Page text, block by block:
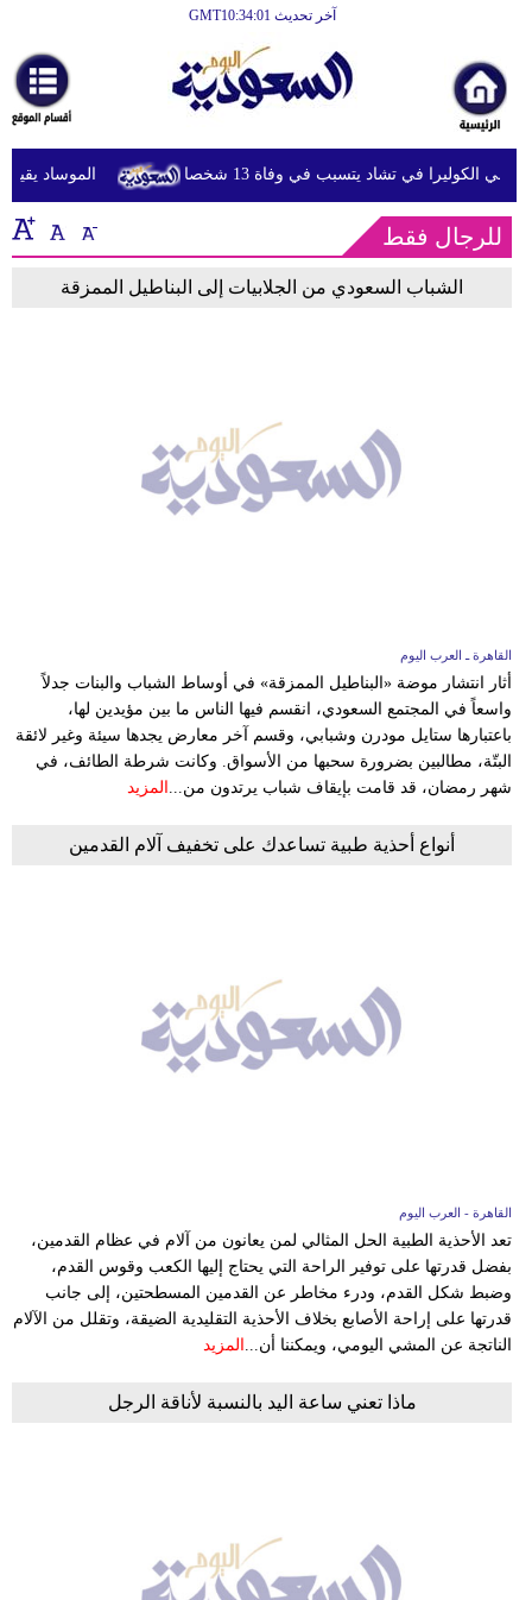
آخر تحديث GMT10:34:01
أخبارعاجلة
رياضة
ثقافة
إقتصاد
تعليم
الموساد يقيل الكوليرا في تشاد يتسبب في وفاة 13 شخصا
للرجال فقط
الشباب السعودي من الجلابيات إلى البناطيل الممزقة
القاهرة ـ العرب اليوم
أثار انتشار موضة «البناطيل الممزقة» في أوساط الشباب والبنات جدلاً
واسعاً في المجتمع السعودي، انقسم فيها الناس ما بين مؤيدين لها،
باعتبارها ستايل مودرن وشبابي، وقسم آخر معارض يجدها سيئة وغير لائقة
البتّة، مطالبين بضرورة سحبها من الأسواق. وكانت شرطة الطائف، في
شهر رمضان، قد قامت بإيقاف شباب يرتدون من... المزيد
أنواع أحذية طبية تساعدك على تخفيف آلام القدمين
القاهرة - العرب اليوم
تعد الأحذية الطبية الحل المثالي لمن يعانون من آلام في عظام القدمين،
بفضل قدرتها على توفير الراحة التي يحتاج إليها الكعب وقوس القدم،
وضبط شكل القدم، ودرء مخاطر عن القدمين المسطحتين، إلى جانب
قدرتها على إراحة الأصابع بخلاف الأحذية التقليدية الضيقة، وتقلل من الآلام
الناتجة عن المشي اليومي، ويمكننا أن... المزيد
ماذا تعني ساعة اليد بالنسبة لأناقة الرجل